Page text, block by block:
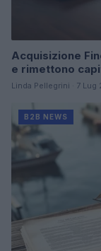
Acquisizione
e rimettono
Linda Pellegrini · 7 Lug
B2B NEWS